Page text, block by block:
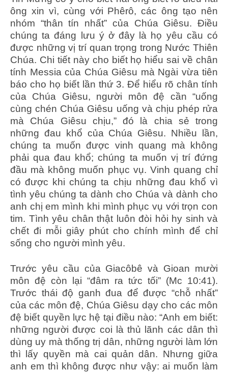
ông xin vì, cùng với Phêrô, các ông tạo nên
nhóm “thân tín nhất” của Chúa Giêsu. Điều
chúng ta đáng lưu ý ở đây là họ yêu cầu có
được những vị trí quan trọng trong Nước Thiên
Chúa. Chi tiết này cho biết họ hiểu sai về chân
tính Messia của Chúa Giêsu mà Ngài vừa tiên
báo cho họ biết lần thứ 3. Để hiểu rõ chân tính
của Chúa Giêsu, người môn đệ cần “uống
cùng chén Chúa Giêsu uống và chịu phép rửa
mà Chúa Giêsu chịu,” đó là chia sẻ trong
những đau khổ của Chúa Giêsu. Nhiều lần,
chúng ta muốn được vinh quang mà không
phải qua đau khổ; chúng ta muốn vị trí đứng
đầu mà không muốn phục vụ. Vinh quang chỉ
có được khi chúng ta chịu những đau khổ vì
tình yêu chúng ta dành cho Chúa và dành cho
anh chị em mình khi mình phục vụ với trọn con
tim. Tình yêu chân thật luôn đòi hỏi hy sinh và
chết đi mỗi giây phút cho chính mình để chỉ
sống cho người mình yêu.
Trước yêu cầu của Giacôbê và Gioan mười
môn đệ còn lại “đâm ra tức tối” (Mc 10:41).
Trước thái độ ganh đua để được “chỗ nhất”
của các môn đệ, Chúa Giêsu dạy cho các môn
đệ biết quyền lực hệ tại điều nào: “Anh em biết:
những người được coi là thủ lãnh các dân thì
dùng uy mà thống trị dân, những người làm lớn
thì lấy quyền mà cai quản dân. Nhưng giữa
anh em thì không được như vậy: ai muốn làm